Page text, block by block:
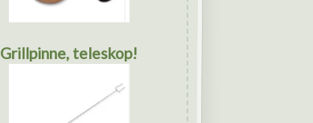
Grillpinne, teleskop!